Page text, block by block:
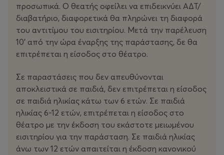
Διεύθυνση καλλιτεχνικού προγραμματισμού &
Επικοινωνίας: Ελίνα Λαζαρίδου,lazaridou@a-th.gr
Διευθυνση Marketing:Μαργαρίτα Μαρμαρά
mmarmara@dpgroup.gr
Τμήμα Επικοινωνίας: Όλγα Κομνηνού,okomninou@a-
th.gr
:Ιωάννα Ζωζέφα Πέγκου
izpegkou@a-th.gr
προσωπικά. Ο θεατής οφείλει να επιδεικνύει ΑΔΤ/
διαβατήριο, διαφορετικά θα πληρώνει τη διαφορά
του αντιτίμου του εισιτηρίου. Μετά την παρέλευση
10’ από την ώρα έναρξης της παράστασης, δε θα
επιτρέπεται η είσοδος στο θέατρο.
Σε παραστάσεις που δεν απευθύνονται
αποκλειστικά σε παιδιά, δεν επιτρέπεται η είσοδος
σε παιδιά ηλικίας κάτω των 6 ετών. Σε παιδιά
ηλικίας 6-12 ετών, επιτρέπεται η είσοδος στο
θέατρο με την έκδοση του εκάστοτε μειωμένου
εισιτηρίου για την παράσταση. Σε παιδιά ηλικίας
άνω των 12 ετών απαιτείται η έκδοση κανονικού